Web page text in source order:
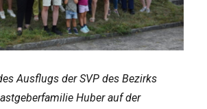
Ausflugs der SVP des Bezirks
Huber auf der